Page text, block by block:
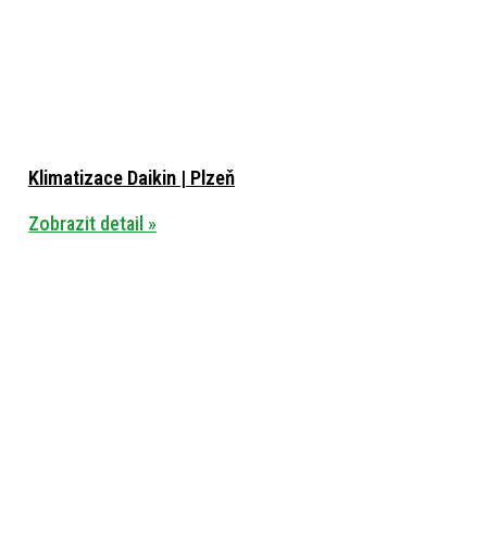
Klimatizace Daikin | Plzeň
Zobrazit detail »